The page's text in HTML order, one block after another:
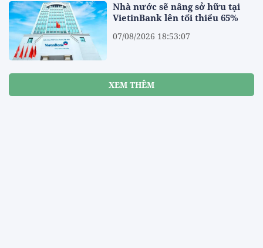
Nhà nước sẽ nâng sở hữu tại
VietinBank lên tối thiểu 65%
07/08/2026 18:53:07
XEM THÊM